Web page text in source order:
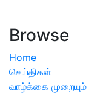
Browse
Home
செய்திகள்
வாழ்க்கை முறையும்